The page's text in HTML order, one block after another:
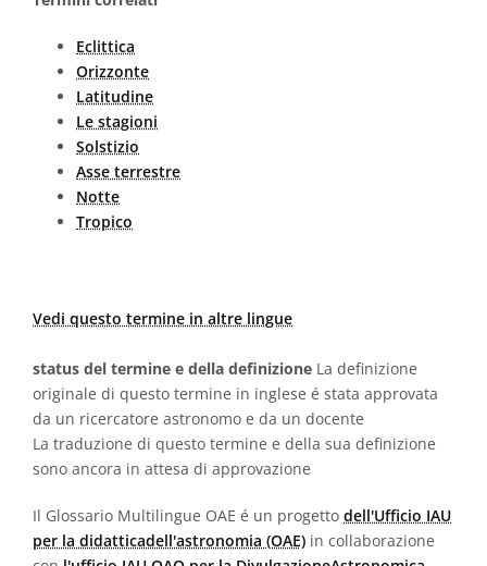
Eclittica
Orizzonte
Latitudine
Le stagioni
Solstizio
Asse terrestre
Notte
Tropico
Vedi questo termine in altre lingue
status del termine e della definizione La definizione
originale di questo termine in inglese é stata approvata
da un ricercatore astronomo e da un docente
La traduzione di questo termine e della sua definizione
sono ancora in attesa di approvazione
Il Glossario Multilingue OAE é un progetto dell'Ufficio IAU
per la didatticadell'astronomia (OAE) in collaborazione